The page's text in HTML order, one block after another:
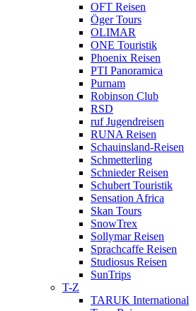
OFT Reisen
Öger Tours
OLIMAR
ONE Touristik
Phoenix Reisen
PTI Panoramica
Purnam
Robinson Club
RSD
ruf Jugendreisen
RUNA Reisen
Schauinsland-Reisen
Schmetterling
Schnieder Reisen
Schubert Touristik
Sensation Africa
Skan Tours
SnowTrex
Sollymar Reisen
Sprachcaffe Reisen
Studiosus Reisen
SunTrips
T-Z
TARUK International